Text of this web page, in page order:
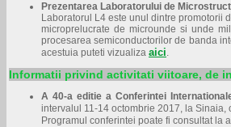
Prezentarea Laboratorului de
Laboratorul L4 este unul dintre promotorii
microprelucrate de microunde si unde
procesarea semiconductorilor de banda
acestuia puteti vizualiza aici.
Informatii privind activitati viitoare, de
A 40-a editie a Conferintei
intervalul 11-14 octombrie 2017, la
Programul conferintei poate fi consultat la